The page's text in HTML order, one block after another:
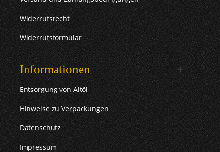
Widerrufsrecht
Widerrufsformular
Informationen
Entsorgung von Altöl
Hinweise zu Verpackungen
Datenschutz
Impressum